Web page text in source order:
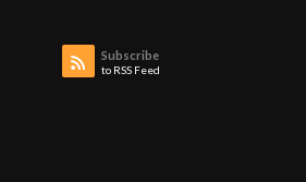
Subscribe
to RSS Feed